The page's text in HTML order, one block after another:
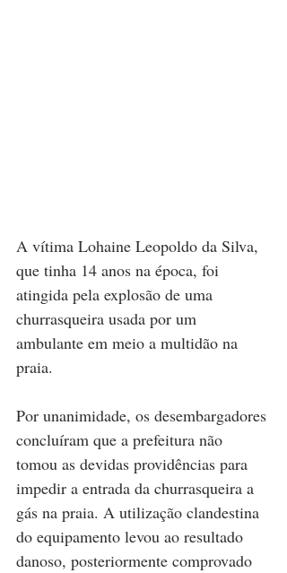
A vítima Lohaine Leopoldo da Silva,
que tinha 14 anos na época, foi
atingida pela explosão de uma
churrasqueira usada por um
ambulante em meio a multidão na
praia.
Por unanimidade, os desembargadores
concluíram que a prefeitura não
tomou as devidas providências para
impedir a entrada da churrasqueira a
gás na praia. A utilização clandestina
do equipamento levou ao resultado
danoso, posteriormente comprovado